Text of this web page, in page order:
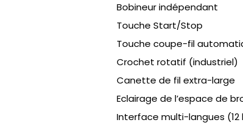
Bobineur indépendant
Touche Start/Stop
Touche coupe-fil
Crochet rotatif (industriel)
Canette de fil extra-large
Eclairage de l’espace de
Interface multi-langues (12